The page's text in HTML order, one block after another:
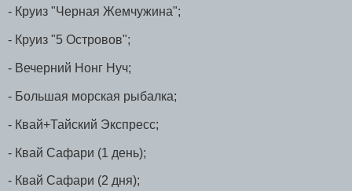
- Круиз "Черная Жемчужина";
- Круиз "5 Островов";
- Вечерний Нонг Нуч;
- Большая морская рыбалка;
- Квай+Тайский Экспресс;
- Квай Сафари (1 день);
- Квай Сафари (2 дня);